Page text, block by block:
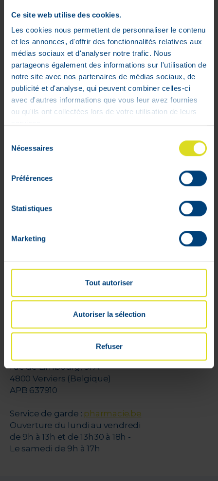
Ce site web utilise des cookies.
Les cookies nous permettent de personnaliser le contenu
et les annonces, d'offrir des fonctionnalités relatives aux
médias sociaux et d'analyser notre trafic. Nous
partageons également des informations sur l'utilisation de
notre site avec nos partenaires de médias sociaux, de
publicité et d'analyse, qui peuvent combiner celles-ci
avec d'autres informations que vous leur avez fournies
ou qu'ils ont collectées lors de votre utilisation de leurs
Nécessaires
Préférences
Statistiques
Marketing
Tout autoriser
Autoriser la sélection
Refuser
Télécharger la notice
Download de bijsluiter
Beipackzettel herunterladen
Mon compte
Livraisons
Listes d'envie
Rétractation
Cookies
Parrainage
rue de Limbourg, 31 A
4800 Verviers (Belgique)
APB 637910
Service de garde : pharmacie.be
Ouverture du lundi au vendredi
de 9h à 13h et de 13h30 à 18h -
Le samedi de 9h à 17h